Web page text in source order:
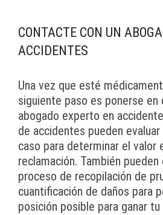
CONTACTE CON UN
ACCIDENTES
Una vez que esté
siguiente paso es ponerse en
abogado experto en
de accidentes pueden
caso para determinar el valor
reclamación. También
proceso de recopilación de
cuantificación de daños para
posición posible para ganar tu